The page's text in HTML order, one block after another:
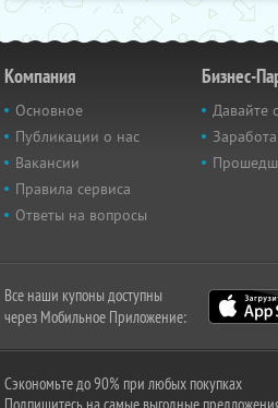
Компания
Основное
Публикации о нас
Вакансии
Правила сервиса
Ответы на вопросы
Бизнес-
Давайте
Все наши купоны доступны
через Мобильное Приложение:
Сэкономьте до 90% при любых покупках